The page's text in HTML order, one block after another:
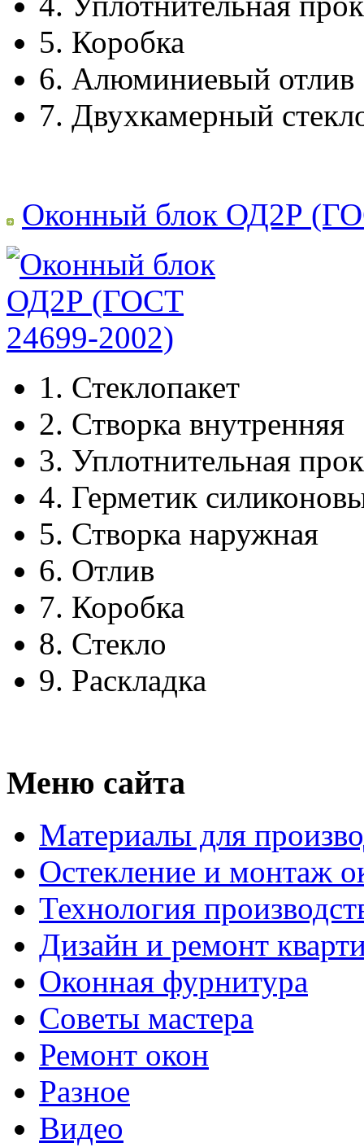
5. Коробка
6. Алюминиевый отлив
7. Двухкамерный
Оконный блок ОД2Р
1. Стеклопакет
2. Створка внутренняя
3. Уплотнительная
4. Герметик
5. Створка наружная
6. Отлив
7. Коробка
8. Стекло
9. Раскладка
Меню сайта
Материалы для
Остекление и монтаж
Технология
Дизайн и ремонт
Оконная фурнитура
Советы мастера
Ремонт окон
Разное
Видео